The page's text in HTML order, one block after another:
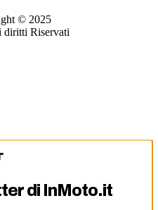
© 2025
diritti Riservati
di InMoto.it